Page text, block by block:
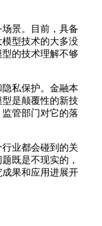
景。目前，具备
型技术的大多没
的技术理解不够
私保护。金融本
是颠覆性的新技
管部门对它的落
业都会碰到的关
既是不现实的，
果和应用进展开